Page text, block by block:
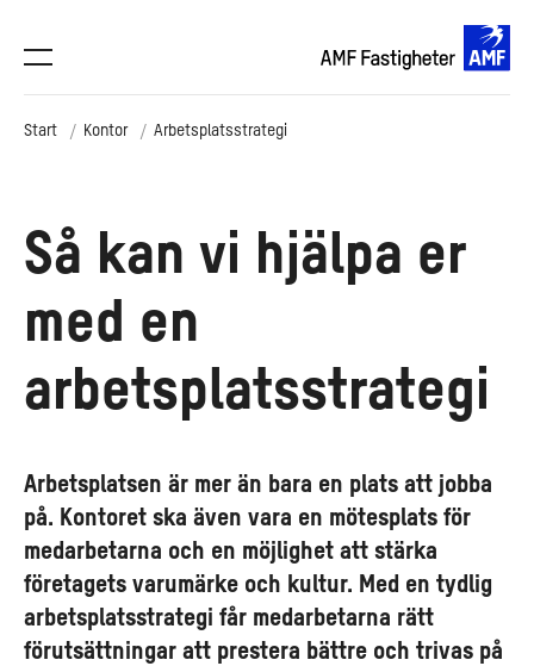
Start Kontor Arbetsplatsstrategi
Så kan vi hjälpa er
med en
arbetsplatsstrategi
Arbetsplatsen är mer än bara en plats att jobba
på. Kontoret ska även vara en mötesplats för
medarbetarna och en möjlighet att stärka
företagets varumärke och kultur. Med en tydlig
arbetsplatsstrategi får medarbetarna rätt
förutsättningar att prestera bättre och trivas på